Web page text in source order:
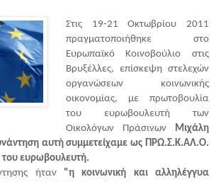
Στις 19-21 Οκτωβρίου 2011
πραγματοποιήθηκε στο
Ευρωπαϊκό Κοινοβούλιο στις
Βρυξέλλες, επίσκεψη στελεχών
οργανώσεων κοινωνικής
οικονομίας, με πρωτοβουλία
του ευρωβουλευτή των
Οικολόγων Πράσινων Μιχάλη
αυτή συμμετείχαμε ως ΠΡΩ.Σ.Κ.ΑΛ.Ο.
ευρωβουλευτή.
ήταν "η
κοινωνική και αλληλέγγυα